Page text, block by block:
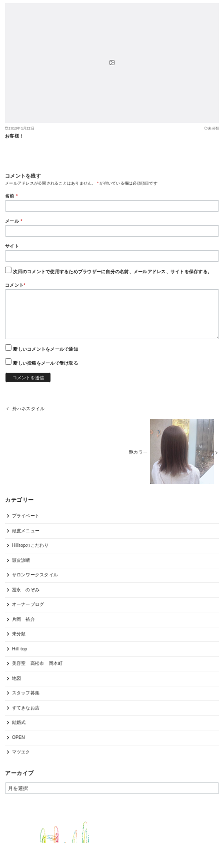
2013年1月22日 未分類
お客様！
コメントを残す
メールアドレスが公開されることはありません。 * が付いている欄は必須項目です
名前 *
メール *
サイト
次回のコメントで使用するためブラウザーに自分の名前、メールアドレス、サイトを保存する。
コメント*
新しいコメントをメールで通知
新しい投稿をメールで受け取る
外ハネスタイル
艶カラー
カテゴリー
プライベート
頭皮メニュー
Hilltopのこだわり
頭皮診断
サロンワークスタイル
冨永 のぞみ
オーナーブログ
片岡 裕介
未分類
Hill top
美容室 高松市 岡本町
地図
スタッフ募集
すてきなお店
結婚式
OPEN
マツエク
アーカイブ